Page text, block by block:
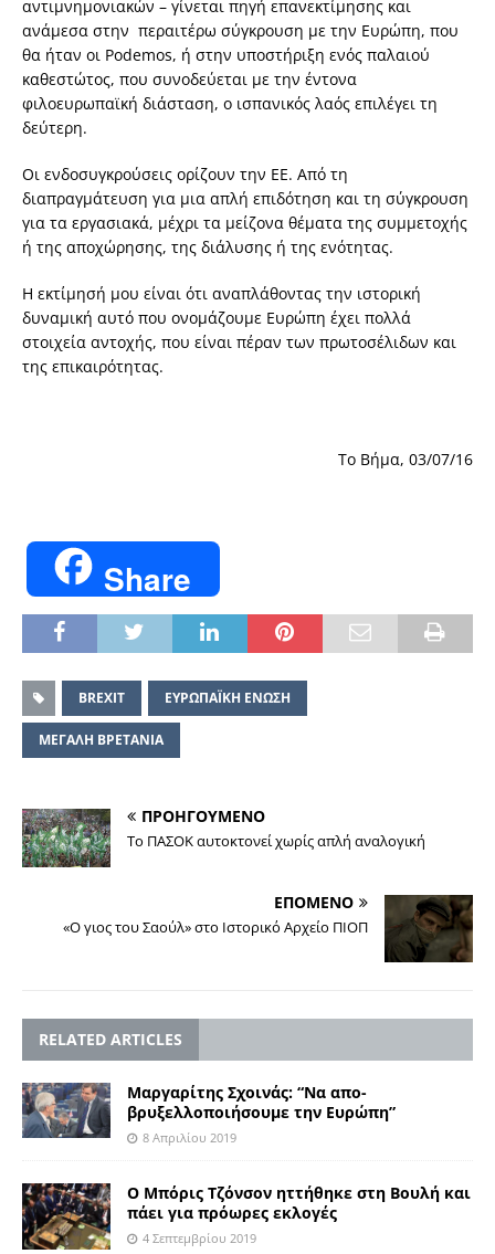
αντιμνημονιακών – γίνεται πηγή επανεκτίμησης και
ανάμεσα στην περαιτέρω σύγκρουση με την Ευρώπη, που
θα ήταν οι Podemos, ή στην υποστήριξη ενός παλαιού
καθεστώτος, που συνοδεύεται με την έντονα
φιλοευρωπαϊκή διάσταση, ο ισπανικός λαός επιλέγει τη
δεύτερη.
Οι ενδοσυγκρούσεις ορίζουν την ΕΕ. Από τη
διαπραγμάτευση για μια απλή επιδότηση και τη σύγκρουση
για τα εργασιακά, μέχρι τα μείζονα θέματα της συμμετοχής
ή της αποχώρησης, της διάλυσης ή της ενότητας.
Η εκτίμησή μου είναι ότι αναπλάθοντας την ιστορική
δυναμική αυτό που ονομάζουμε Ευρώπη έχει πολλά
στοιχεία αντοχής, που είναι πέραν των πρωτοσέλιδων και
της επικαιρότητας.
Το Βήμα, 03/07/16
Share
BREXIT ΕΥΡΩΠΑΪΚΗ ΕΝΩΣΗ
ΜΕΓΑΛΗ ΒΡΕΤΑΝΙΑ
ΠΡΟΗΓΟΥΜΕΝΟ
Το ΠΑΣΟΚ αυτοκτονεί χωρίς απλή αναλογική
ΕΠΟΜΕΝΟ
«Ο γιος του Σαούλ» στο Ιστορικό Αρχείο ΠΙΟΠ
RELATED ARTICLES
Μαργαρίτης Σχοινάς: “Να απο-
βρυξελλοποιήσουμε την Ευρώπη”
8 Απριλίου 2019
Ο Μπόρις Τζόνσον ηττήθηκε στη Βουλή και
πάει για πρόωρες εκλογές
4 Σεπτεμβρίου 2019